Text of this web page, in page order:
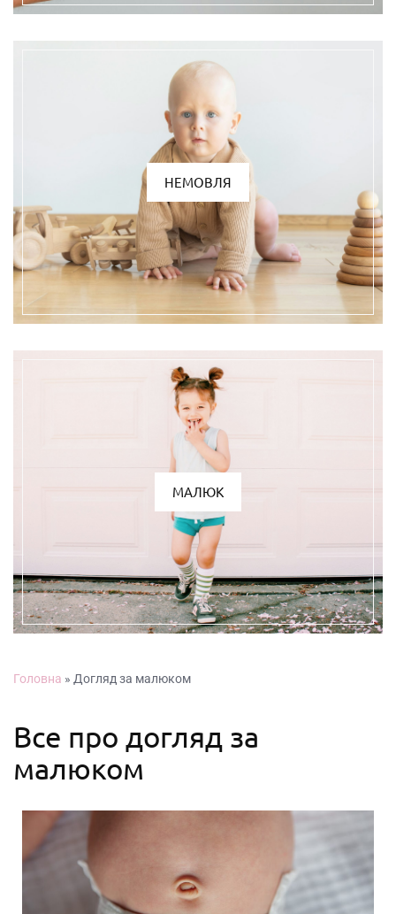
НЕМОВЛЯ
МАЛЮК
Головна » Догляд за малюком
Все про догляд за
малюком